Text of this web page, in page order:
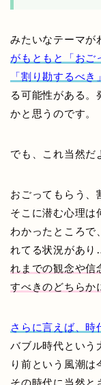
みたいなテーマが
がもともと「おご
「割り勘するべ
る可能性がある。
かと思うのです。
でも、これ当然だ
おごってもらう、
そこに潜む心理は
わかったところで
れてる状況があり
れまでの観念や信
すべきのどちらか
さらに言えば、時
バブル時代という
り前という風潮は